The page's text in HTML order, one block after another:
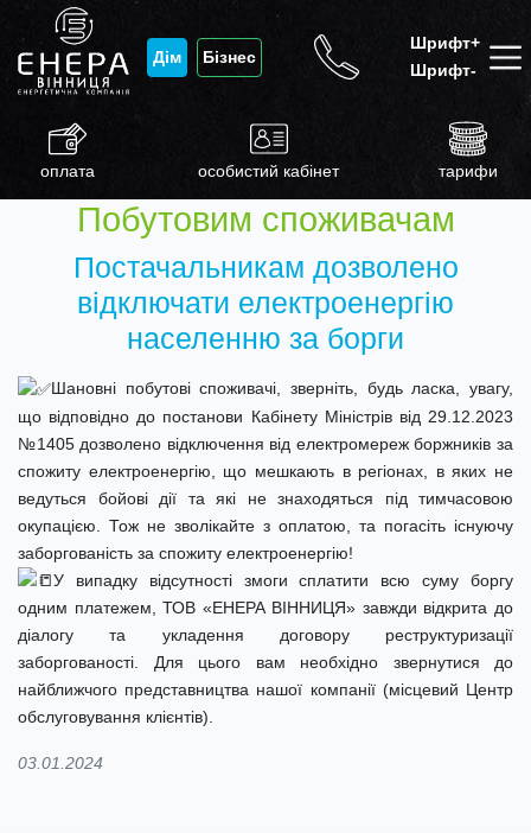
Дім Бізнес
Шрифт+
Шрифт-
оплата особистий кабінет тарифи
Побутовим споживачам
Постачальникам дозволено
відключати електроенергію
населенню за борги
Шановні побутові споживачі, зверніть, будь ласка, увагу,
що відповідно до постанови Кабінету Міністрів від 29.12.2023
№1405 дозволено відключення від електромереж боржників за
спожиту електроенергію, що мешкають в регіонах, в яких не
ведуться бойові дії та які не знаходяться під тимчасовою
окупацією. Тож не зволікайте з оплатою, та погасіть існуючу
заборгованість за спожиту електроенергію!
У випадку відсутності змоги сплатити всю суму боргу
одним платежем, ТОВ «ЕНЕРА ВІННИЦЯ» завжди відкрита до
діалогу та укладення договору реструктуризації
заборгованості. Для цього вам необхідно звернутися до
найближчого представництва нашої компанії (місцевий Центр
обслуговування клієнтів).
03.01.2024